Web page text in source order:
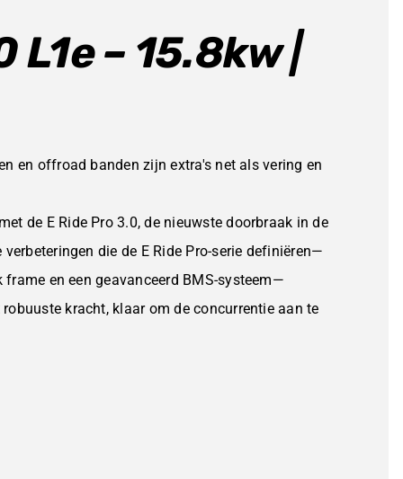
L1e – 15.8kw |
en offroad banden zijn extra's net als vering en
de E Ride Pro 3.0, de nieuwste doorbraak in de
die de E Ride Pro-serie definiëren—
en een geavanceerd BMS-systeem—
kracht, klaar om de concurrentie aan te